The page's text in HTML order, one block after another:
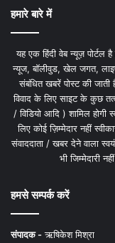
हमारे बारे में
यह एक हिंदी वेब न्यूज़ पोर्टल
न्यूज, बॉलीवुड, खेल जगत,
संबंधित खबरें पोस्ट की
विवाद के लिए साइट के कुछ
/ विडियो आदि ) शामिल
लिए कोई ज़िम्मेदार नहीं
संवाददाता / खबर देने वाला
भी जिम्मेदारी
हमसे सम्पर्क करें
संपादक -ऋषिकेश मिश्रा